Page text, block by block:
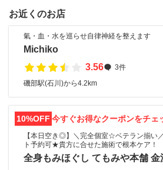
お近くのお店
氣・血・水を巡らせ自律神経を整えます
Michiko
3.56
3件
磯部駅(石川)から4.2km
10%OFF 今すぐお得なクーポンをチェ
【本日空き◎】＼完全個室☆ベテラン揃い
ト予約可★貴方に合せた施術で根本ケア！
全身もみほぐし てもみや本舗 金